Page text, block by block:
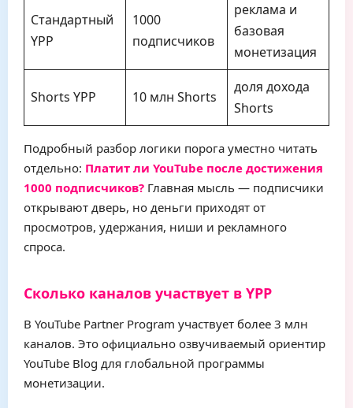
Стандартный
YPP
1000
подписчиков
реклама и
базовая
монетизация
Shorts YPP 10 млн Shorts
доля дохода
Shorts
Подробный разбор логики порога уместно читать
отдельно: Платит ли YouTube после достижения
1000 подписчиков? Главная мысль — подписчики
открывают дверь, но деньги приходят от
просмотров, удержания, ниши и рекламного
спроса.
Сколько каналов участвует в YPP
В YouTube Partner Program участвует более 3 млн
каналов. Это официально озвучиваемый ориентир
YouTube Blog для глобальной программы
монетизации.